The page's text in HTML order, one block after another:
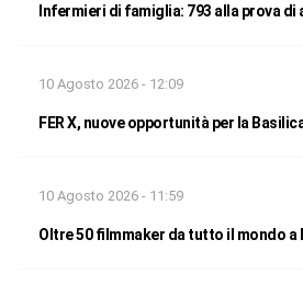
Infermieri di famiglia: 793 alla prova di
10 Agosto 2026 - 12:09
FER X, nuove opportunità per la
10 Agosto 2026 - 11:59
Oltre 50 filmmaker da tutto il mondo a